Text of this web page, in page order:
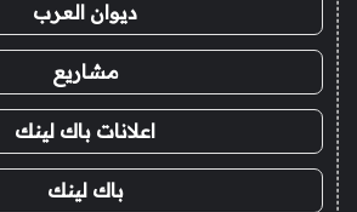
ديوان العرب
مشاريع
اعلانات باك لينك
باك لينك